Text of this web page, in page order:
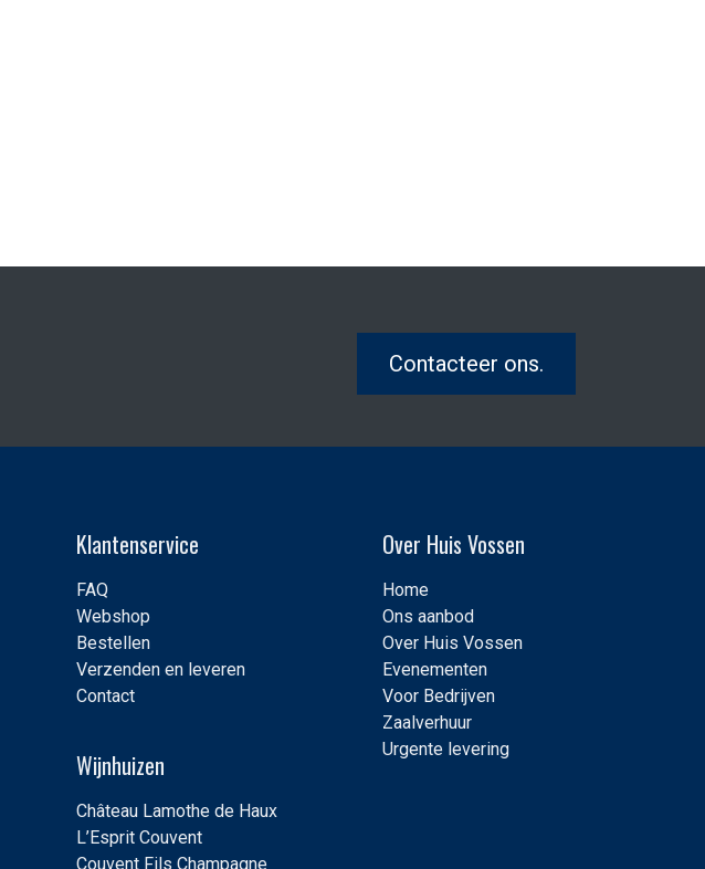
Contacteer ons.
Over Huis Vossen
Home
Ons aanbod
Over Huis Vossen
Evenementen
Voor Bedrijven
Zaalverhuur
Urgente levering
Klantenservice
FAQ
Webshop
Bestellen
Verzenden en leveren
Contact
Wijnhuizen
Château Lamothe de Haux
L’Esprit Couvent
Couvent Fils Champagne